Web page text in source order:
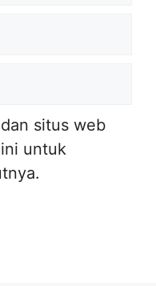
situs web
untuk